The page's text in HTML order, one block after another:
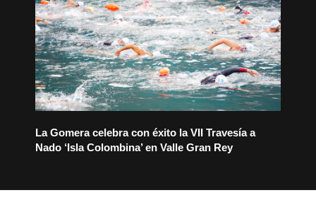
La Gomera celebra con éxito la VII Travesía a
Nado ‘Isla Colombina’ en Valle Gran Rey